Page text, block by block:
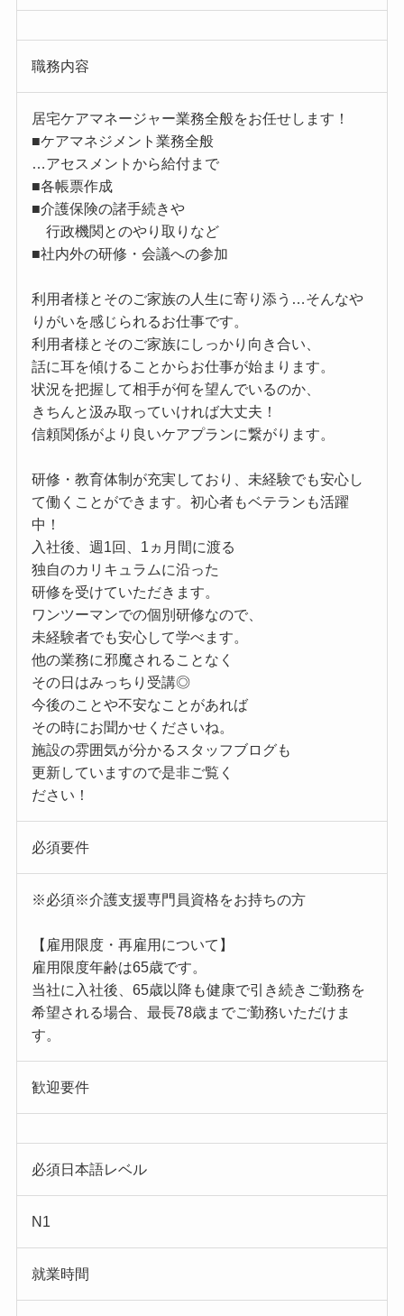
職務内容
居宅ケアマネージャー業務全般をお任せします！
■ケアマネジメント業務全般
…アセスメントから給付まで
■各帳票作成
■介護保険の諸手続きや
行政機関とのやり取りなど
■社内外の研修・会議への参加
利用者様とそのご家族の人生に寄り添う…そんなや
りがいを感じられるお仕事です。
利用者様とそのご家族にしっかり向き合い、
話に耳を傾けることからお仕事が始まります。
状況を把握して相手が何を望んでいるのか、
きちんと汲み取っていければ大丈夫！
信頼関係がより良いケアプランに繋がります。
研修・教育体制が充実しており、未経験でも安心し
て働くことができます。初心者もベテランも活躍
中！
入社後、週1回、1ヵ月間に渡る
独自のカリキュラムに沿った
研修を受けていただきます。
ワンツーマンでの個別研修なので、
未経験者でも安心して学べます。
他の業務に邪魔されることなく
その日はみっちり受講◎
今後のことや不安なことがあれば
その時にお聞かせくださいね。
施設の雰囲気が分かるスタッフブログも
更新していますので是非ご覧く
ださい！
必須要件
※必須※介護支援専門員資格をお持ちの方
【雇用限度・再雇用について】
雇用限度年齢は65歳です。
当社に入社後、65歳以降も健康で引き続きご勤務を
希望される場合、最長78歳までご勤務いただけま
す。
歓迎要件
必須日本語レベル
N1
就業時間